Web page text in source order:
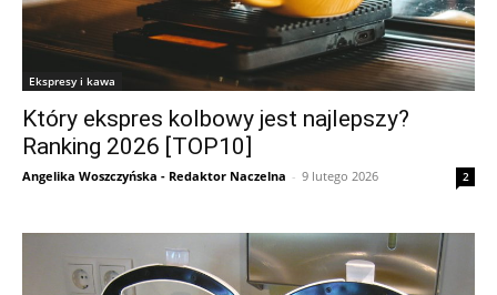
Ekspresy i kawa
Który ekspres kolbowy jest najlepszy?
Ranking 2026 [TOP10]
Angelika Woszczyńska - Redaktor Naczelna - 9 lutego 2026 2